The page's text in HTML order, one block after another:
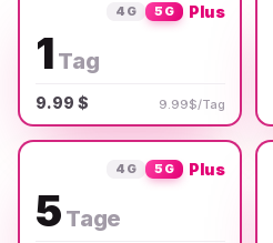
4G 5G Plus
1 Tag
9.99 $ 9.99$/Tag
4G 5G Plus
5 Tage